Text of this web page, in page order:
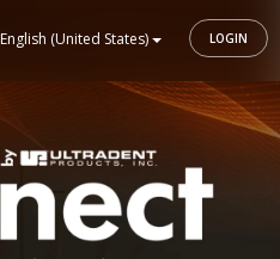
English (United States) LOGIN